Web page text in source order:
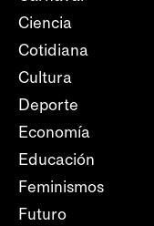
Ciencia
Cotidiana
Cultura
Deporte
Economía
Educación
Feminismos
Futuro